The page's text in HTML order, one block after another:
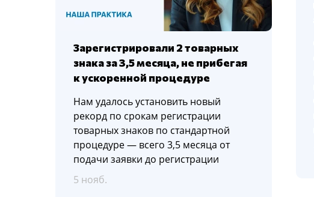
Зарегистрировали 2 товарных
знака за 3,5 месяца, не прибегая
к ускоренной процедуре
Нам удалось установить новый
рекорд по срокам регистрации
товарных знаков по стандартной
процедуре — всего 3,5 месяца от
подачи заявки до регистрации
5 нояб.